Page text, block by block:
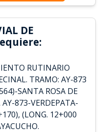
DE
RUTINARIO
TRAMO: AY-873
SANTA ROSA DE
873-VERDEPATA-
(LONG. 12+000